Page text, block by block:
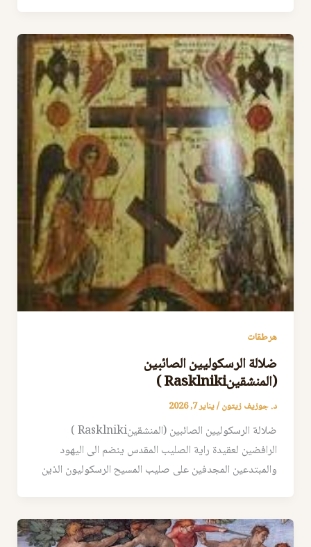
هرطقات
ضلالة الرسكوليين الصائبين
(المنشقينRasklniki )
د. جوزيف زيتون/يناير 7, 2026
ضلالة الرسكوليين الصائبين (المنشقينRasklniki )
الرافضين لعقيدة راية الصليب المقدس ينضم الى اليهود
والمبتدعين المجدفين على صليب المسيح الرسكوليون الذين